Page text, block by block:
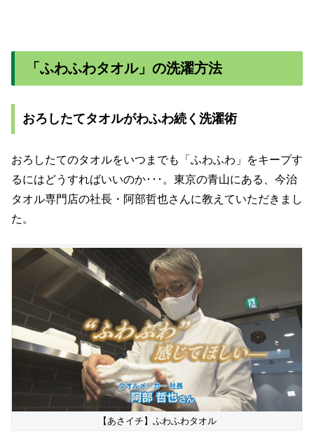
「ふわふわタオル」の洗濯方法
おろしたてタオルがわふわ続く洗濯術
おろしたてのタオルをいつまでも「ふわふわ」をキープす
るにはどうすればいいのか･･･。東京の青山にある、今治
タオル専門店の社長・阿部哲也さんに教えていただきまし
た。
【あさイチ】ふわふわタオル